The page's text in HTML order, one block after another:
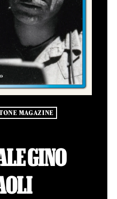
MAGAZINE
GINO